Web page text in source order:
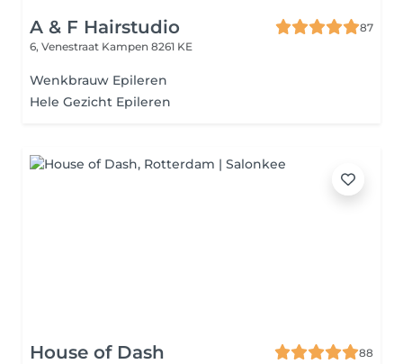
A & F Hairstudio
87
6, Venestraat Kampen 8261 KE
Wenkbrauw Epileren
Hele Gezicht Epileren
House of Dash
88